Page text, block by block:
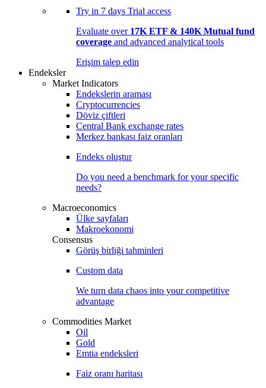
Try in 7 days Trial access
Evaluate over 17K ETF & 140K Mutual fund
coverage and advanced analytical tools
Erişim talep edin
Endeksler
Market Indicators
Endekslerin araması
Cryptocurrencies
Döviz çiftleri
Central Bank exchange rates
Merkez bankası faiz oranları
Endeks oluştur
Do you need a benchmark for your specific
needs?
Macroeconomics
Ülke sayfaları
Makroekonomi
Consensus
Görüş birliği tahminleri
Custom data
We turn data chaos into your competitive
advantage
Commodities Market
Oil
Gold
Emtia endeksleri
Faiz oranı haritası